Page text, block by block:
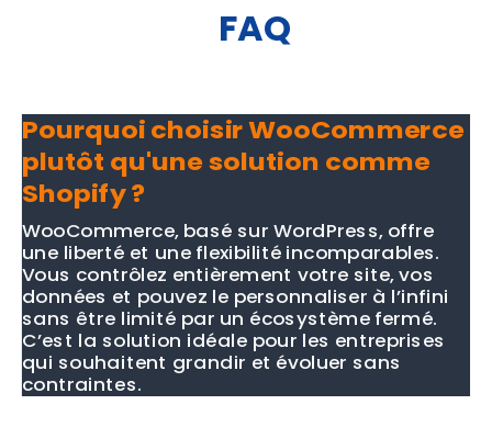
FAQ
Pourquoi choisir WooCommerce
plutôt qu'une solution comme
Shopify ?
WooCommerce, basé sur WordPress, offre
une liberté et une flexibilité incomparables.
Vous contrôlez entièrement votre site, vos
données et pouvez le personnaliser à l’infini
sans être limité par un écosystème fermé.
C’est la solution idéale pour les entreprises
qui souhaitent grandir et évoluer sans
contraintes.